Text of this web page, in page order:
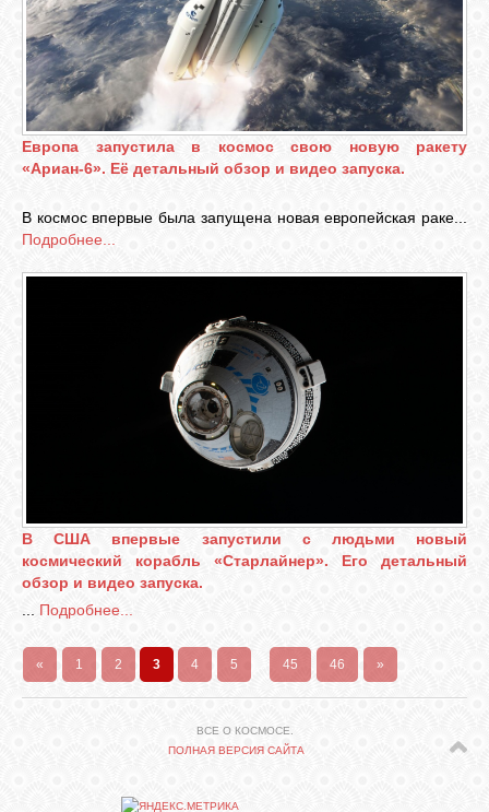
Европа запустила в космос свою новую ракету
«Ариан-6». Её детальный обзор и видео запуска.
В космос впервые была запущена новая европейская раке...
Подробнее...
В США впервые запустили с людьми новый
космический корабль «Старлайнер». Его детальный
обзор и видео запуска.
Подробнее...
« 1 2 3 4 5 45 46 »
ВСЕ О КОСМОСЕ.
ПОЛНАЯ ВЕРСИЯ САЙТА